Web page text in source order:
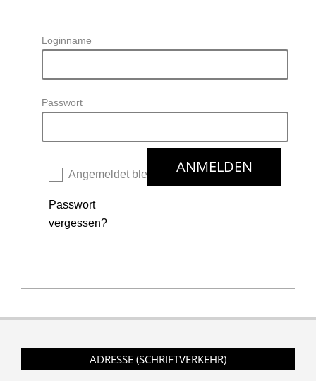
Loginname
Passwort
Angemeldet bleiben
Passwort
vergessen?
12-
ADRESSE (SCHRIFTVERKEHR)